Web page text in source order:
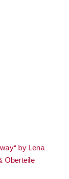
by Lena
Oberteile